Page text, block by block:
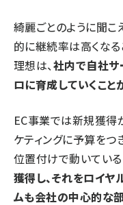
綺麗ごとのように聞こ
的に継続率は高くなる
理想は、社内で自社サ
ロに育成していくこと
EC事業では新規獲得
ケティングに予算をつ
位置付けで動いている
獲得し、それをロイヤ
ムも会社の中心的な